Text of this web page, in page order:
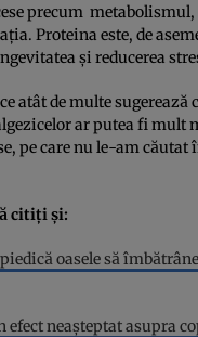
precum
Proteina este, de
și reducerea
atât de multe sugerează
ar putea fi mult
pe care nu le-am căutat
citiți și:
oasele să
efect neașteptat asupra